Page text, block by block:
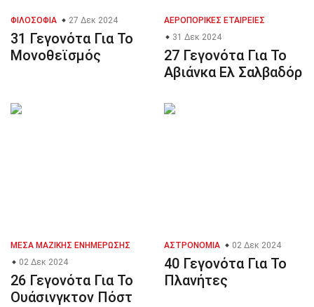
ΦΙΛΟΣΟΦΊΑ 27 Δεκ 2024
31 Γεγονότα Για Το
Μονοθεϊσμός
ΑΕΡΟΠΟΡΙΚΈΣ ΕΤΑΙΡΕΊΕΣ
31 Δεκ 2024
27 Γεγονότα Για Το
Αβιάνκα Ελ Σαλβαδόρ
ΜΈΣΑ ΜΑΖΙΚΉΣ ΕΝΗΜΈΡΩΣΗΣ
02 Δεκ 2024
26 Γεγονότα Για Το
Ουάσινγκτον Πόστ
ΑΣΤΡΟΝΟΜΊΑ 02 Δεκ 2024
40 Γεγονότα Για Το
Πλανήτες